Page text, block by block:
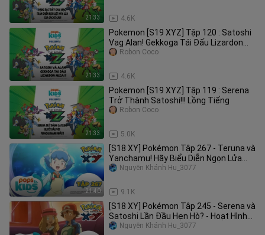
21:33 4.6K
21:33
Pokemon [S19 XYZ] Tập 120 : Satoshi
Vag Alan! Gekkoga Tái Đấu Lizardon
Mega!! Lồng Tiếng
4.6K
Robon Coco
21:33
Pokemon [S19 XYZ] Tập 119 : Serena
Trở Thành Satoshi!!! Lồng Tiếng
5.0K
Robon Coco
21:40
[S18 XY] Pokémon Tập 267 - Teruna và
Yanchamu! Hãy Biểu Diễn Ngọn Lửa
Quyến Rũ! - Hoạt Hình Pokémon
9.1K
Nguyễn Khánh Hu_3077
[S18 XY] Pokémon Tập 245 - Serena và
Satoshi Lần Đầu Hẹn Hò? - Hoạt Hình
Tiếng Việt Pokémon
Nguyễn Khánh Hu_3077